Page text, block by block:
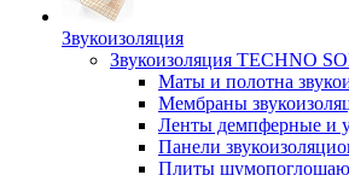
Звукоизоляция
Звукоизоляция TECHNO
Маты и полотна
Мембраны
Ленты демпферные и
Панели
Плиты